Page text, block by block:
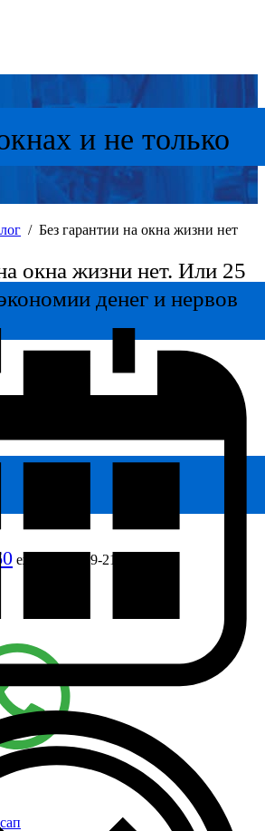
ежедневно, 9-21
и не только
/ Без гарантии на окна жизни нет
окна жизни нет. Или 25
денег и нервов